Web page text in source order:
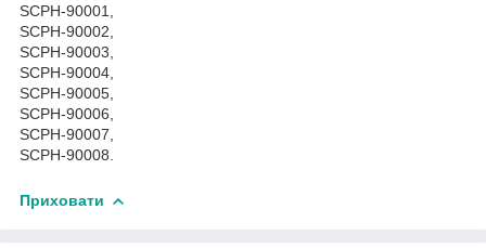
SCPH-90001,
SCPH-90002,
SCPH-90003,
SCPH-90004,
SCPH-90005,
SCPH-90006,
SCPH-90007,
SCPH-90008.
Приховати